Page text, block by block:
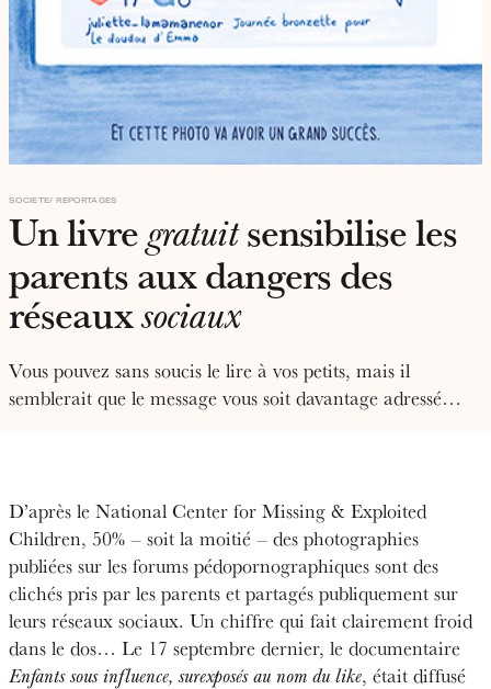
REPORTAGES
SOCIETE
Un livregratuitsensibilise les
parents aux dangers des
réseauxsociaux
Vous pouvez sans soucis le lire à vos petits, mais il
semblerait que le message vous soit davantage adressé…
D’après le National Center for Missing & Exploited
Children, 50% – soit la moitié – des photographies
publiées sur les forums pédopornographiques sont des
clichés pris par les parents et partagés publiquement sur
leurs réseaux sociaux. Un chiffre qui fait clairement froid
dans le dos… Le 17 septembre dernier, le documentaire
Enfants sous influence, surexposés au nom du like, était diffusé